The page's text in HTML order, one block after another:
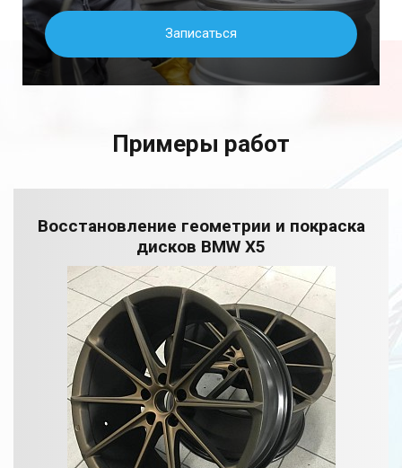
Записаться
Примеры работ
Восстановление геометрии и покраска
дисков BMW X5